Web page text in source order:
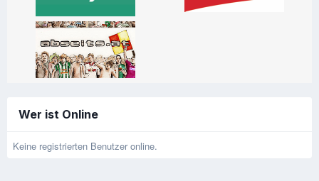
Wer ist Online
Keine registrierten Benutzer online.